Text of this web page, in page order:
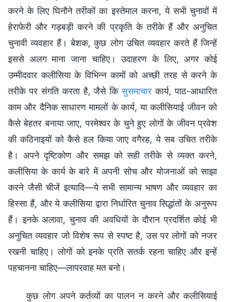
करने के लिए घिनौने तरीकों का इस्तेमाल करना, ये सभी चुनावों में
हेराफेरी और गड़बड़ी करने की प्रकृति के तरीके हैं और अनुचित
चुनावी व्यवहार हैं। बेशक, कुछ लोग उचित व्यवहार करते हैं जिन्हें
इससे अलग माना जाना चाहिए। उदाहरण के लिए, अगर कोई
उम्मीदवार कलीसिया के विभिन्न कामों को अच्छी तरह से करने के
तरीके पर संगति करता है, जैसे किसुसमाचार कार्य, पाठ-आधारित
काम और दैनिक साधारण मामलों के कार्य, या कलीसियाई जीवन को
कैसे बेहतर बनाया जाए, परमेश्वर के चुने हुए लोगों के जीवन प्रवेश
की कठिनाइयों को कैसे हल किया जाए वगैरह, ये सब उचित तरीके
है। अपने दृष्टिकोण और समझ को सही तरीके से व्यक्त करने,
कलीसिया के कार्य के बारे में अपनी सोच और योजनाओं को साझा
करने जैसी चीजें इत्यादि—ये सभी सामान्य भाषण और व्यवहार का
हिस्सा हैं, और ये कलीसिया द्वारा निर्धारित चुनाव सिद्धांतों के अनुरूप
हैं। इनके अलावा, चुनाव की अवधियों के दौरान प्रदर्शित कोई भी
अनुचित व्यवहार जो विशेष रूप से स्पष्ट है, उस पर लोगों को नजर
रखनी चाहिए। लोगों को इनके प्रति सतर्क रहना चाहिए और इन्हें
पहचानना चाहिए—लापरवाह मत बनो।
कुछ लोग अपने कर्तव्यों का पालन न करने और कलीसियाई